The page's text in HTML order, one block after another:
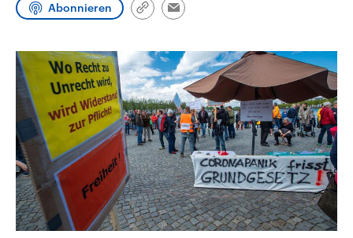
Abonnieren
Link
Email